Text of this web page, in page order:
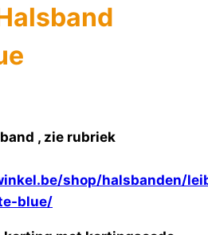
, zie rubriek
shop/halsbanden/
blue/